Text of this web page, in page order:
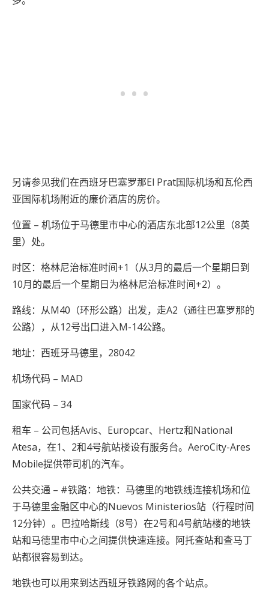
另请参见我们在西班牙巴塞罗那El Prat国际机场和瓦伦西
亚国际机场附近的廉价酒店的房价。
位置 – 机场位于马德里市中心的酒店东北部12公里（8英
里）处。
时区：格林尼治标准时间+1（从3月的最后一个星期日到
10月的最后一个星期日为格林尼治标准时间+2）。
路线：从M40（环形公路）出发，走A2（通往巴塞罗那的
公路），从12号出口进入M-14公路。
地址：西班牙马德里，28042
机场代码 – MAD
国家代码 – 34
租车 – 公司包括Avis、Europcar、Hertz和National
Atesa，在1、2和4号航站楼设有服务台。AeroCity-Ares
Mobile提供带司机的汽车。
公共交通 – #铁路：地铁：马德里的地铁线连接机场和位
于马德里金融区中心的Nuevos Ministerios站（行程时间
12分钟）。巴拉哈斯线（8号）在2号和4号航站楼的地铁
站和马德里市中心之间提供快速连接。阿托查站和查马丁
站都很容易到达。
地铁也可以用来到达西班牙铁路网的各个站点。